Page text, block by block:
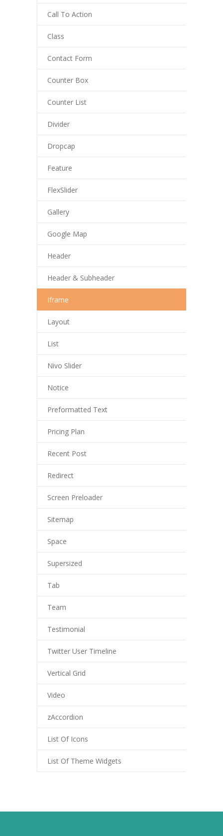
---- Unterrichtszeiten
---- Musik
---- Kunst/Textil
---- Religion
-- Herkunftssprachlicher Unterricht
-- Arbeitsgemeinschaften
Schulleben
-- Schullied
-- Petriparlament
---- Ziele / Aufgaben
---- Aktuelles
-- Schulordnung
-- Schulbücherei
-- Aktionen
---- Frühbetreuung
---- Betreuung bis 14:00 Uhr
Elterninfos
Call To Action
Class
Contact Form
Counter Box
Counter List
Divider
Dropcap
Feature
FlexSlider
Gallery
Google Map
Header
Header & Subheader
Iframe
Layout
List
Nivo Slider
Notice
Preformatted Text
Pricing Plan
Recent Post
Redirect
Screen Preloader
Sitemap
Space
Supersized
Tab
Team
Testimonial
Twitter User Timeline
Vertical Grid
Video
zAccordion
List Of Icons
List Of Theme Widgets